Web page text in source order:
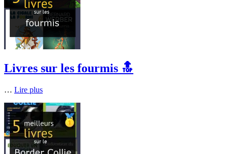
Livres sur les fourmis 🔝
… Lire plus